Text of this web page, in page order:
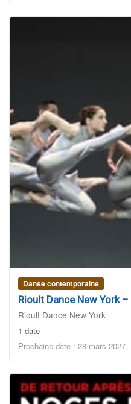
Danse contemporaine
Rioult Dance New York –
Rioult Dance New York
1 date
Prochaine date : 28 mars 2027